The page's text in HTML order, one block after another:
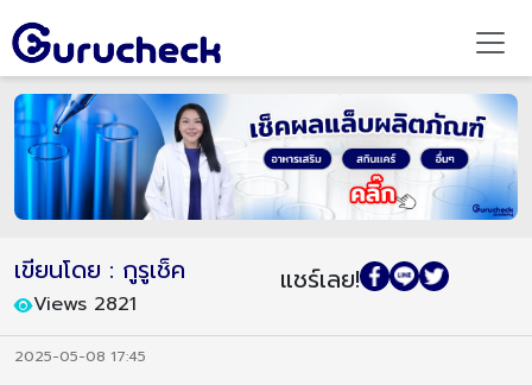
เขียนโดย : กูรูเช็ค
Views 2821
แชร์เลย!
2025-05-08 17:45